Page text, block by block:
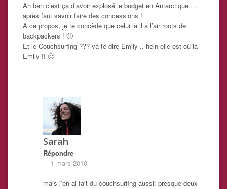
Ah ben c’est ça d’avoir explosé le budget en Antarctique …
après faut savoir faire des concessions !
A ce propos, je te concède que celui là il a l’air roots de
backpackers ! 🙂
Et le Couchsurfing ??? va te dire Emily .. hein elle est où là
Emily !! 🙂
Sarah
Répondre
1 mars 2010
mais j’en ai fait du couchsurfing aussi: presque deux